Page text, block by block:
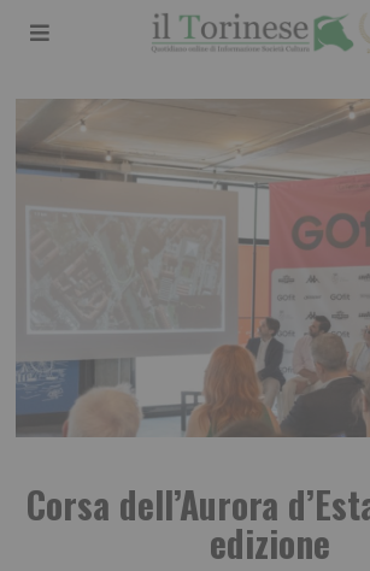
Corsa dell’Aurora
edizione